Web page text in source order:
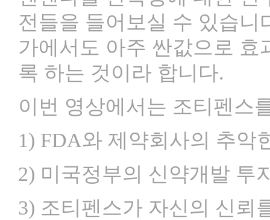
전들을 들어보실 수 있습니
가에서도 아주 싼값으로
록 하는 것이라 합니다.
이번 영상에서는 조티펜스
1) FDA와 제약회사의 추악
2) 미국정부의 신약개발 투
3) 조티펜스가 자신의 신뢰